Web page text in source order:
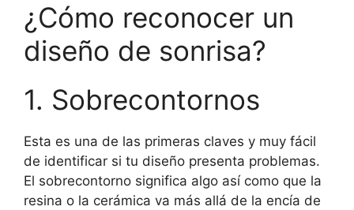
¿Cómo reconocer un
diseño de sonrisa?
1. Sobrecontornos
Esta es una de las primeras claves y muy fácil
de identificar si tu diseño presenta problemas.
El sobrecontorno significa algo así como que la
resina o la cerámica va más allá de la encía de